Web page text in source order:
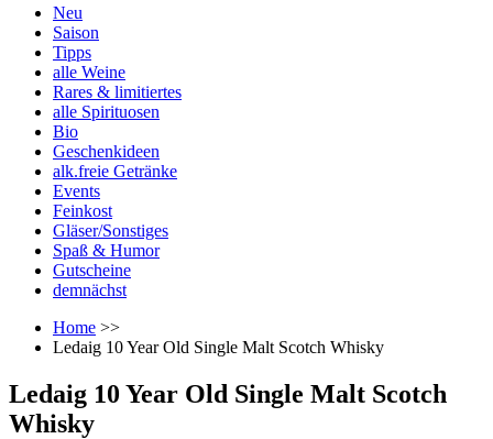
Neu
Saison
Tipps
alle Weine
Rares & limitiertes
alle Spirituosen
Bio
Geschenkideen
alk.freie Getränke
Events
Feinkost
Gläser/Sonstiges
Spaß & Humor
Gutscheine
demnächst
Home >>
Ledaig 10 Year Old Single Malt Scotch Whisky
Ledaig 10 Year Old Single Malt Scotch
Whisky